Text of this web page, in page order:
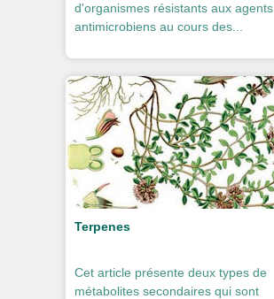
d'organismes résistants aux agents
antimicrobiens au cours des...
Terpenes
Cet article présente deux types de
métabolites secondaires qui sont